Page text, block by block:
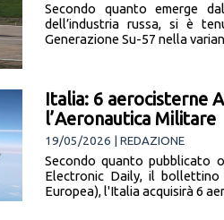
Secondo quanto emerge
dell’industria russa, si è
Generazione Su-57 nella
Italia: 6 aerocisterne
l’Aeronautica Militare
19/05/2026 | REDAZIONE
Secondo quanto pubblicato
Electronic Daily, il
Europea), l'Italia acquisirà 6